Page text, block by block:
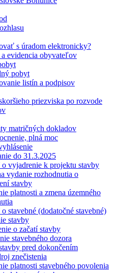
s úradom elektronicky?
evidencia obyvateľov
pobyt
listín a podpisov
priezviska po rozvode
matričných dokladov
plná moc
do 31.3.2025
vyjadrenie k projektu stavby
vydanie rozhodnutia o
stavby
platnosti a zmena územného
stavebné (dodatočné stavebné)
stavby
o začatí stavby
stavebného dozora
pred dokončením
znečistenia
platnosti stavebného povolenia